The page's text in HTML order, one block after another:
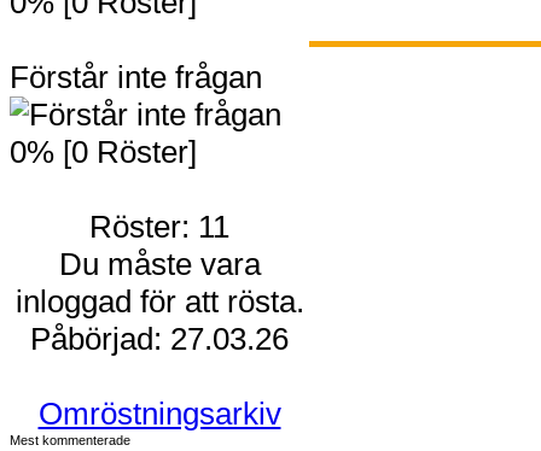
Förstår inte frågan
0% [0 Röster]
Röster: 11
Du måste vara
inloggad för att rösta.
Påbörjad: 27.03.26
Omröstningsarkiv
Mest kommenterade